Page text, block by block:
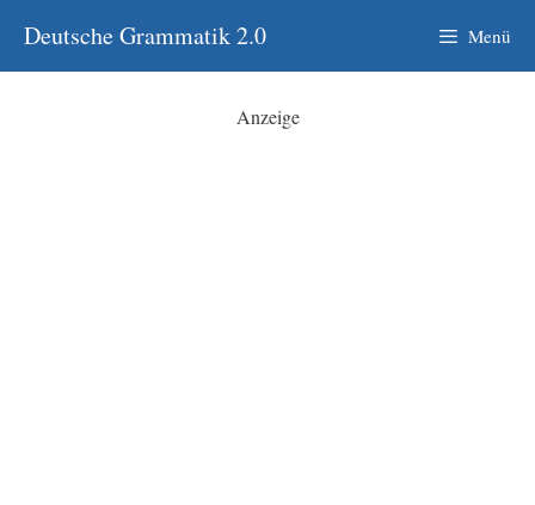
Inhalt
springen
Deutsche Grammatik 2.0 Menü
Anzeige